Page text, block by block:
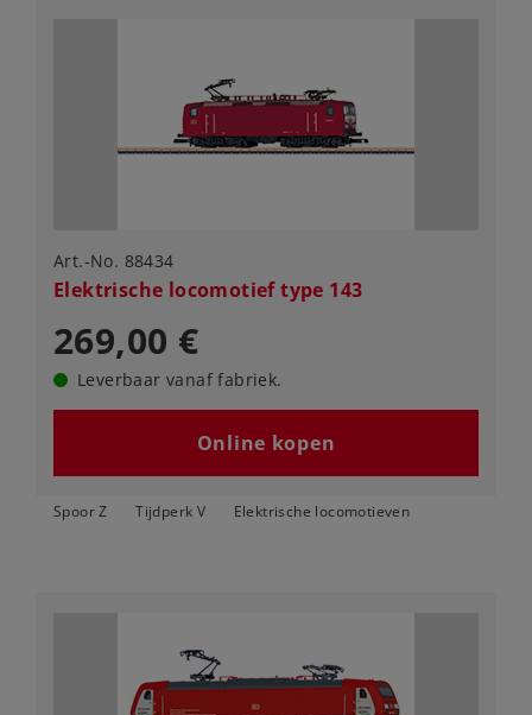
Art.-No. 88434
Elektrische locomotief type 143
269,00 €
Leverbaar vanaf fabriek.
Online kopen
Spoor Z Tijdperk V Elektrische locomotieven